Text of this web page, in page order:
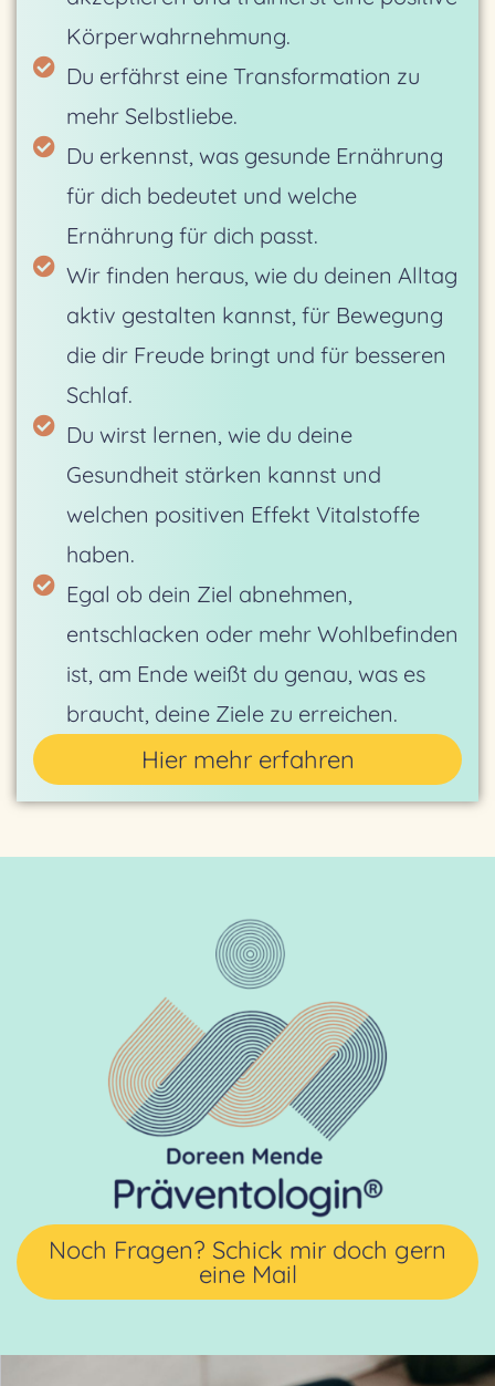
Körperwahrnehmung.
Du erfährst eine Transformation zu
mehr Selbstliebe.
Du erkennst, was gesunde Ernährung
für dich bedeutet und welche
Ernährung für dich passt.
Wir finden heraus, wie du deinen Alltag
aktiv gestalten kannst, für Bewegung
die dir Freude bringt und für besseren
Schlaf.
Du wirst lernen, wie du deine
Gesundheit stärken kannst und
welchen positiven Effekt Vitalstoffe
haben.
Egal ob dein Ziel abnehmen,
entschlacken oder mehr Wohlbefinden
ist, am Ende weißt du genau, was es
braucht, deine Ziele zu erreichen.
Hier mehr erfahren
Noch Fragen? Schick mir doch gern
eine Mail